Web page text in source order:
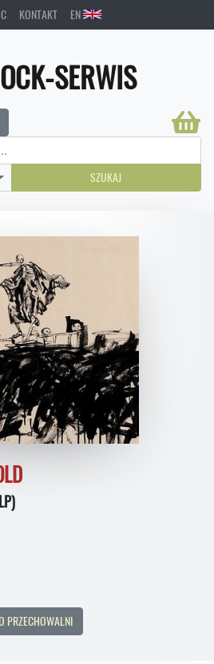
KONTAKT EN
SERWIS
SZUKAJ
PRZECHOWALNI